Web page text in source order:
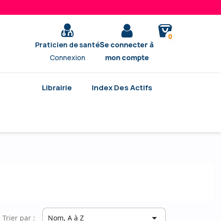
Praticien de santé
Connexion
Se connecter à
mon compte
0
Librairie Index Des Actifs
Trier par : Nom, A à Z 